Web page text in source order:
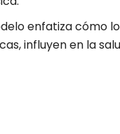
enfatiza cómo
influyen en la